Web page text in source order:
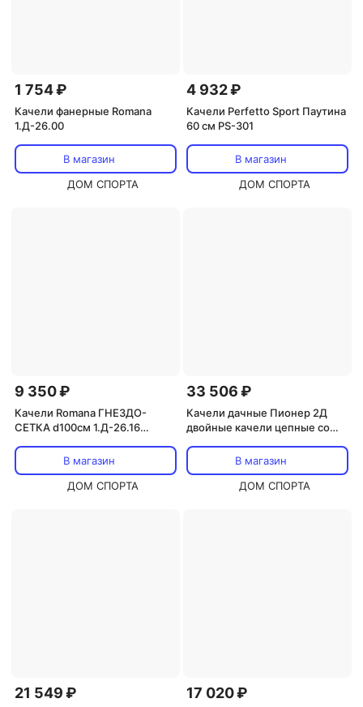
1 754 ₽
Качели фанерные Romana
1.Д-26.00
В магазин
ДОМ СПОРТА
4 932 ₽
Качели Perfetto Sport Паутина
60 см PS-301
В магазин
ДОМ СПОРТА
9 350 ₽
Качели Romana ГНЕЗДО-
СЕТКА d100см 1.Д-26.16
В магазин
ДОМ СПОРТА
33 506 ₽
Качели дачные Пионер 2Д
двойные качели цепные со
100см PS-302В магазин
ДОМ СПОРТА
21 549 ₽ 17 020 ₽